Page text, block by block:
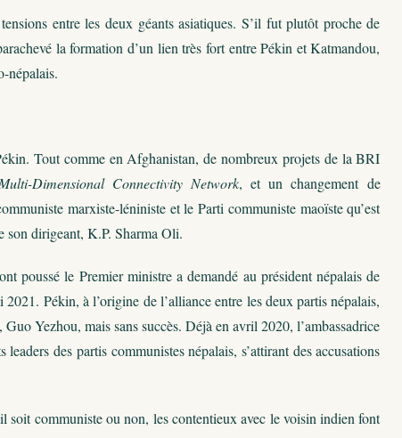
entre les deux géants asiatiques. S’il fut plutôt proche de
la formation d’un lien très fort entre Pékin et Katmandou,
népalais.
Tout comme en Afghanistan, de nombreux projets de la BRI
Dimensional Connectivity Network, et un changement de
marxiste-léniniste et le Parti communiste maoïste qu’est
son dirigeant, K.P. Sharma Oli.
poussé le Premier ministre a demandé au président népalais de
Pékin, à l’origine de l’alliance entre les deux partis népalais,
Yezhou, mais sans succès. Déjà en avril 2020, l’ambassadrice
des partis communistes népalais, s’attirant des accusations
soit communiste ou non, les contentieux avec le voisin indien font